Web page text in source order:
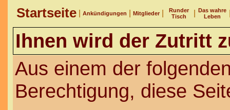
Startseite Ankündigungen Mitglieder
Runder
Tisch
Das wahre
Leben
Ihnen wird der Zutritt
Aus einem der
Berechtigung, diese